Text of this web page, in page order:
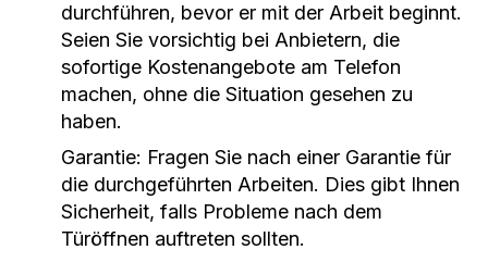
durchführen, bevor er mit der Arbeit beginnt.
Seien Sie vorsichtig bei Anbietern, die
sofortige Kostenangebote am Telefon
machen, ohne die Situation gesehen zu
haben.
Garantie: Fragen Sie nach einer Garantie für
die durchgeführten Arbeiten. Dies gibt Ihnen
Sicherheit, falls Probleme nach dem
Türöffnen auftreten sollten.